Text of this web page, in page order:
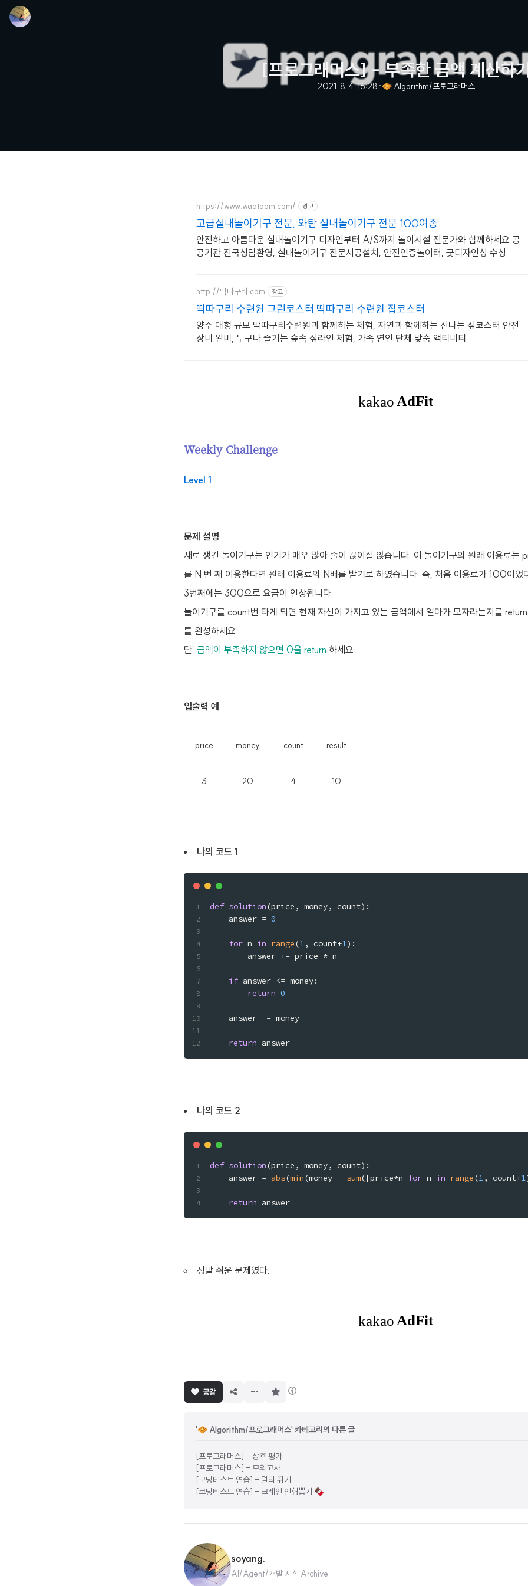
[프로그래머스] - 부족한 금액 계산하
2021. 8. 4. 16:28 ·🧇 Algorithm/프로그래머스
https://www.waataam.com/ 광고
고급실내놀이기구 전문, 와탐 실내놀이기구 전문 100여종
안전하고 아름다운 실내놀이기구 디자인부터 A/S까지 놀이시설 전문가와 함께하세요 공
공기관 전국상담환영, 실내놀이기구 전문시공설치, 안전인증놀이터, 굿디자인상 수상
http://딱따구리.com 광고
딱따구리 수련원 그린코스터 딱따구리 수련원 집코스터
양주 대형 규모 딱따구리수련원과 함께하는 체험, 자연과 함께하는 신나는 짚코스터 안전
장비 완비, 누구나 즐기는 숲속 짚라인 체험, 가족 연인 단체 맞춤 액티비티
Weekly Challenge
Level 1
문제 설명
새로 생긴 놀이기구는 인기가 매우 많아 줄이 끊이질 않습니다. 이 놀이기구의 원래 이용료는
를 N 번 째 이용한다면 원래 이용료의 N배를 받기로 하였습니다. 즉, 처음 이용료가 100이
3번째에는 300으로 요금이 인상됩니다.
놀이기구를 count번 타게 되면 현재 자신이 가지고 있는 금액에서 얼마가 모자라는지를
를 완성하세요.
단, 금액이 부족하지 않으면 0을 return 하세요.
입출력 예
price money count result
3 20 4 10
나의 코드 1
def solution(price, money, count
    answer =
0
for n in range(1, count+1
if
return 0
return answer
나의 코드 2
def solution(price, money, count
    answer =
abs(min(money - sum([price*n for n in range(1, count+1
return answer
정말 쉬운 문제였다.
공감
'🧇 Algorithm/프로그래머스' 카테고리의 다른 글
[프로그래머스] - 상호 평가
[프로그래머스] - 모의고사
[코딩테스트 연습] - 멀리 뛰기
[코딩테스트 연습] - 크레인 인형뽑기 🍫
soyang.
AI/Agent/개발 지식 Archive.